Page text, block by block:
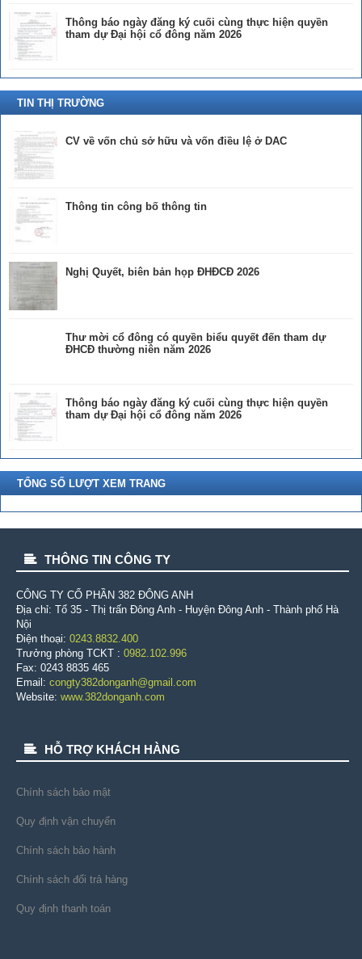
Thông báo ngày đăng ký cuối cùng thực hiện quyền
tham dự Đại hội cổ đông năm 2026
TIN THỊ TRƯỜNG
CV về vốn chủ sở hữu và vốn điều lệ ở DAC
Thông tin công bố thông tin
Nghị Quyết, biên bản họp ĐHĐCĐ 2026
Thư mời cổ đông có quyền biểu quyết đến tham dự
ĐHCĐ thường niên năm 2026
Thông báo ngày đăng ký cuối cùng thực hiện quyền
tham dự Đại hội cổ đông năm 2026
TỔNG SỐ LƯỢT XEM TRANG
THÔNG TIN CÔNG TY
CÔNG TY CỔ PHẦN 382 ÐÔNG ANH
Địa chỉ: Tổ 35 - Thị trấn Đông Anh - Huyện Đông Anh - Thành phố Hà
Nội
Điện thoại: 0243.8832.400
Trưởng phòng TCKT : 0982.102.996
Fax: 0243 8835 465
Email: congty382donganh@gmail.com
Website: www.382donganh.com
HỖ TRỢ KHÁCH HÀNG
Chính sách bảo mật
Quy định vận chuyển
Chính sách bảo hành
Chính sách đổi trả hàng
Quy định thanh toán